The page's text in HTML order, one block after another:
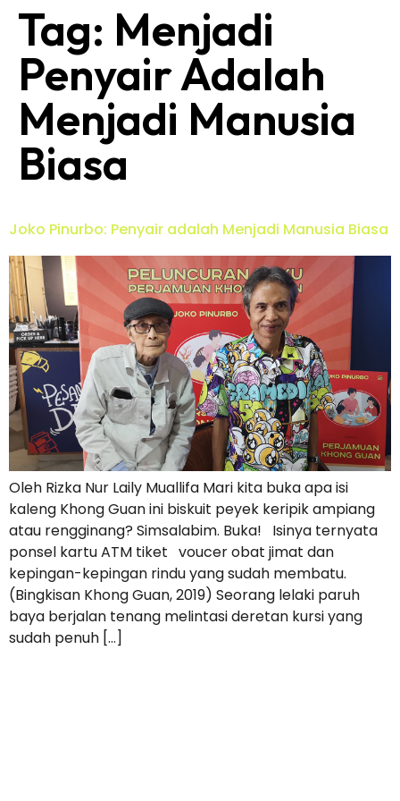
Tag: Menjadi
Penyair Adalah
Menjadi Manusia
Biasa
Joko Pinurbo: Penyair adalah Menjadi Manusia Biasa
Oleh Rizka Nur Laily Muallifa Mari kita buka apa isi
kaleng Khong Guan ini biskuit peyek keripik ampiang
atau rengginang? Simsalabim. Buka! Isinya ternyata
ponsel kartu ATM tiket voucer obat jimat dan
kepingan-kepingan rindu yang sudah membatu.
(Bingkisan Khong Guan, 2019) Seorang lelaki paruh
baya berjalan tenang melintasi deretan kursi yang
sudah penuh […]